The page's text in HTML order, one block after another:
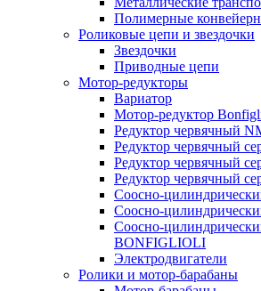
Полимерные
Роликовые цепи и звездочки
Звездочки
Приводные цепи
Мотор-редукторы
Вариатор
Мотор-редуктор
Редуктор червячный
Редуктор червячный
Редуктор червячный
Редуктор червячный
Соосно-
Соосно-
Соосно-
BONFIGLIOLI
Электродвигатели
Ролики и мотор-барабаны